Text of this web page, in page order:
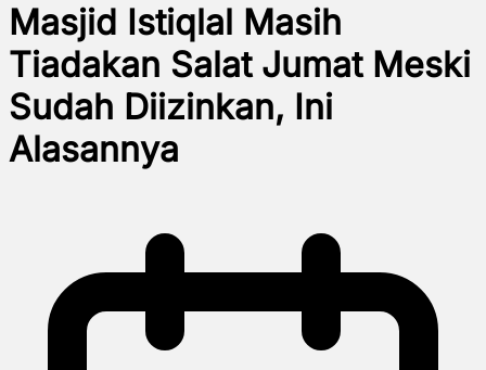
Masjid Istiqlal Masih
Tiadakan Salat Jumat Meski
Sudah Diizinkan, Ini
Alasannya